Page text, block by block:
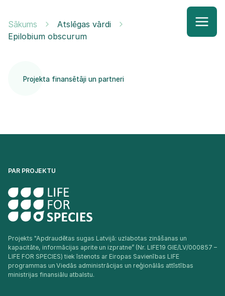
Sākums
Atslēgas vārdi
Epilobium obscurum
Projekta finansētāji un partneri
PAR PROJEKTU
Projekts "Apdraudētas sugas Latvijā: uzlabotas zināšanas un
kapacitāte, informācijas aprite un izpratne” (Nr. LIFE19 GIE/LV/000857 –
LIFE FOR SPECIES) tiek īstenots ar Eiropas Savienības LIFE
programmas un Viedās administrācijas un reģionālās attīstības
ministrijas finansiālu atbalstu.​